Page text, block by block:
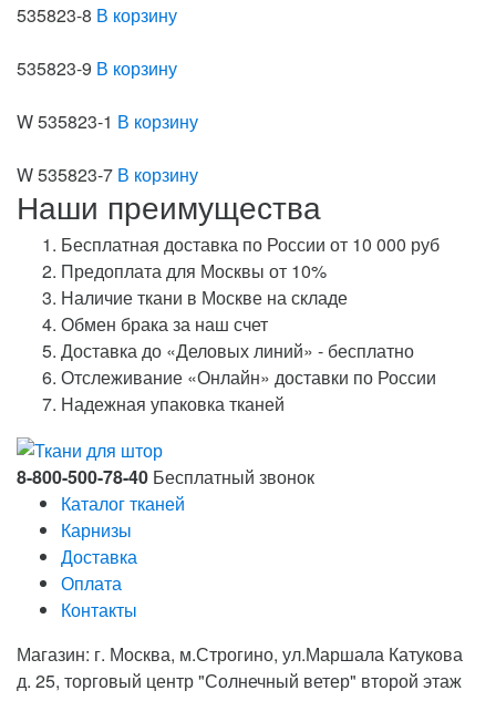
535823-8 В корзину
535823-9 В корзину
W 535823-1 В корзину
W 535823-7 В корзину
Наши преимущества
Бесплатная доставка по России от 10 000 руб
Предоплата для Москвы от 10%
Наличие ткани в Москве на складе
Обмен брака за наш счет
Доставка до «Деловых линий» - бесплатно
Отслеживание «Онлайн» доставки по России
Надежная упаковка тканей
8-800-500-78-40 Бесплатный звонок
Каталог тканей
Карнизы
Доставка
Оплата
Контакты
Магазин: г. Москва, м.Строгино, ул.Маршала Катукова
д. 25, торговый центр "Солнечный ветер" второй этаж